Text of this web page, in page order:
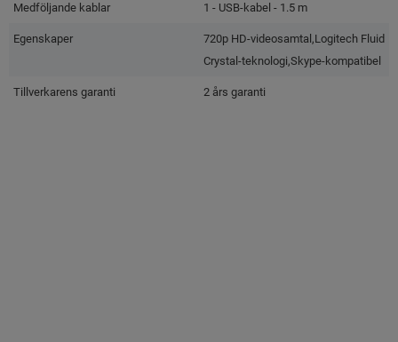
Medföljande kablar 1 - USB-kabel - 1.5 m
Egenskaper
720p HD-videosamtal,Logitech Fluid
Crystal-teknologi,Skype-kompatibel
Tillverkarens garanti 2 års garanti